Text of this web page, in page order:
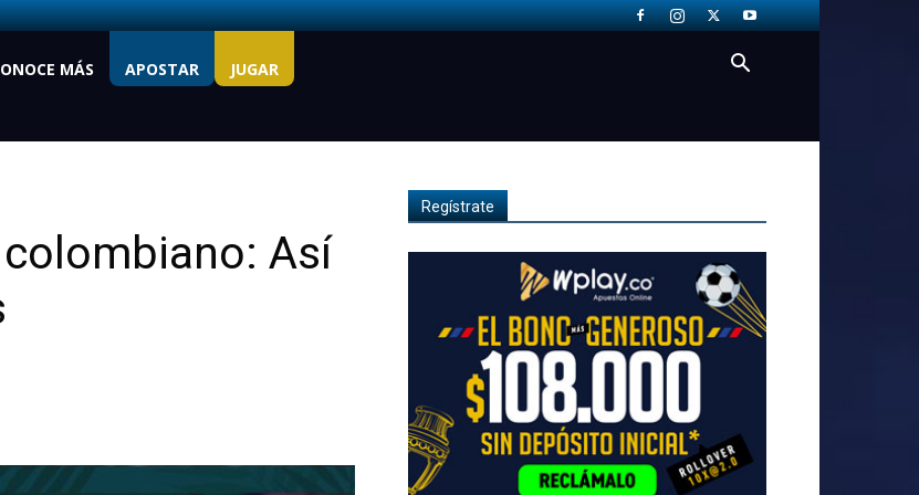
MÁS APOSTAR JUGAR
Así
Regístrate